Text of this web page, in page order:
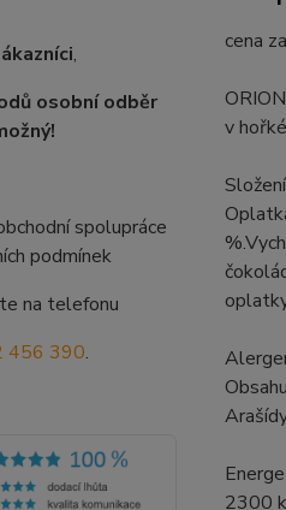
,
osobní odběr
spolupráce
podmínek
na telefonu
456 390.
cena
v
2300